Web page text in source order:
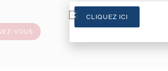
VOUS
CLIQUEZ ICI